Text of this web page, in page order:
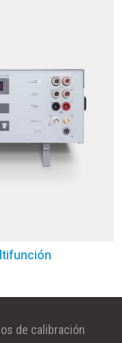
de calibración